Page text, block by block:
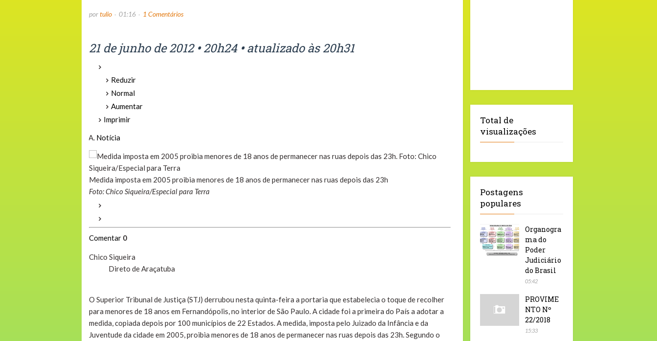
portulio 01:16 1 Comentários
21 de junho de 2012 •20h24 •atualizado às 20h31
Reduzir
Normal
Aumentar
Imprimir
Notícia
Medida imposta em 2005 proibia menores de 18 anos de permanecer nas ruas depois das 23h
Foto: Chico Siqueira/Especial para Terra
Comentar 0
Chico Siqueira
Direto de Araçatuba
O Superior Tribunal de Justiça (STJ) derrubou nesta quinta-feira a portaria que estabelecia o toque de recolher
para menores de 18 anos em Fernandópolis, no interior de São Paulo. A cidade foi a primeira do País a adotar a
medida, copiada depois por 100 municípios de 22 Estados. A medida, imposta pelo Juizado da Infância e da
Juventude da cidade em 2005, proibia menores de 18 anos de permanecer nas ruas depois das 23h. Segundo o
Total de
visualizações
Postagens
populares
Organogra
ma do
Poder
Judiciário
do Brasil
05:42
PROVIME
NTO Nº
22/2018
15:33